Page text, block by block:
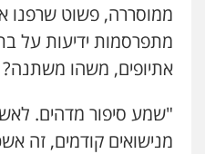
ממוסררה, פשוט שרפנו
מתפרסמות ידיעות על
אתיופים, משהו משתנה?
"שמע סיפור מדהים.
מנישואים קודמים, זה